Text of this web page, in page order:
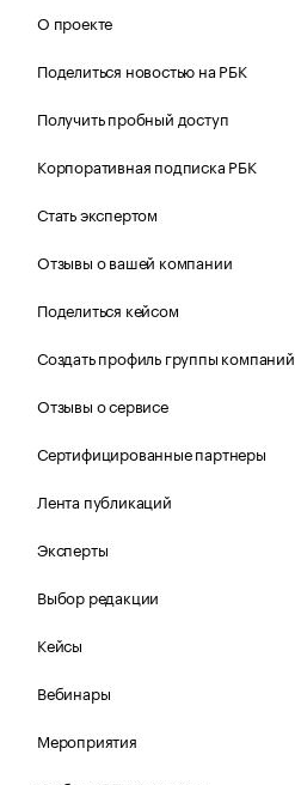
О проекте
Поделиться новостью на РБК
Получить пробный доступ
Корпоративная подписка РБК
Стать экспертом
Отзывы о вашей компании
Поделиться кейсом
Создать профиль группы компаний
Отзывы о сервисе
Сертифицированные партнеры
Лента публикаций
Эксперты
Выбор редакции
Кейсы
Вебинары
Мероприятия